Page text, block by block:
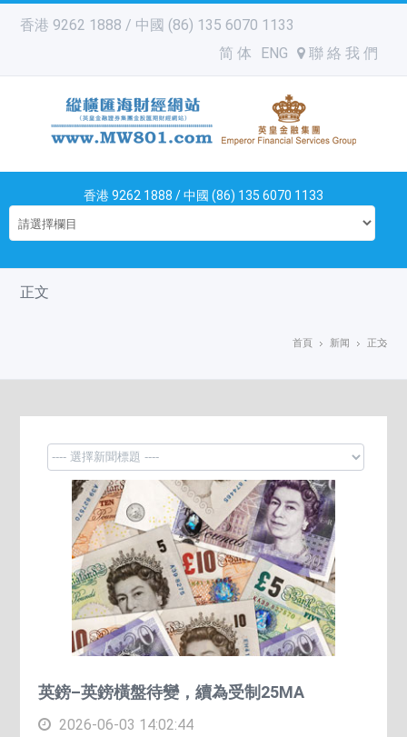
香港 9262 1888 / 中國 (86) 135 6070 1133
简 体
ENG 聯 絡 我 們
香港 9262 1888 / 中國 (86) 135 6070 1133
正文
首頁 新闻 正文
英鎊–英鎊橫盤待變，續為受制25MA
2026-06-03 14:02:44